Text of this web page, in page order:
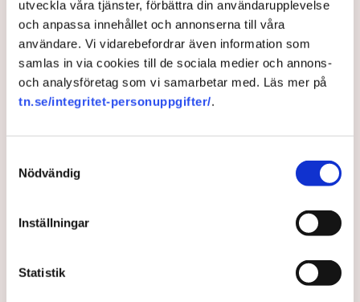
utveckla våra tjänster, förbättra din användarupplevelse
och anpassa innehållet och annonserna till våra
användare. Vi vidarebefordrar även information som
samlas in via cookies till de sociala medier och annons-
och analysföretag som vi samarbetar med. Läs mer på
tn.se/integritet-personuppgifter/.
Nödvändig
Inställningar
Statistik
Mer stöd till regionala